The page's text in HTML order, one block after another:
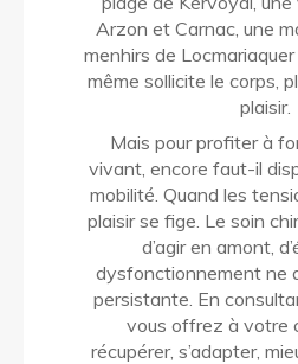
Arzon et Carnac, une
menhirs de
même sollicite le corps,
plaisir.
Mais pour profiter à
vivant, encore faut-il
mobilité. Quand les
plaisir se fige. Le soin
d’agir en amont,
dysfonctionnement ne
persistante. En
vous offrez à votre
récupérer, s’adapter,